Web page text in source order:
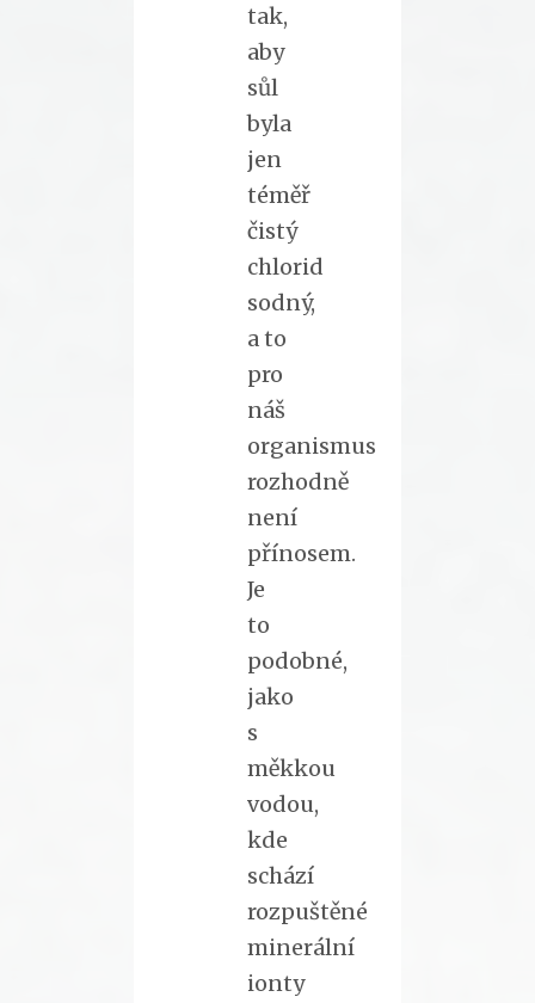
tak,
aby
sůl
byla
jen
téměř
čistý
chlorid
sodný,
a to
pro
náš
organismus
rozhodně
není
přínosem.
Je
to
podobné,
jako
s
měkkou
vodou,
kde
schází
rozpuštěné
minerální
ionty